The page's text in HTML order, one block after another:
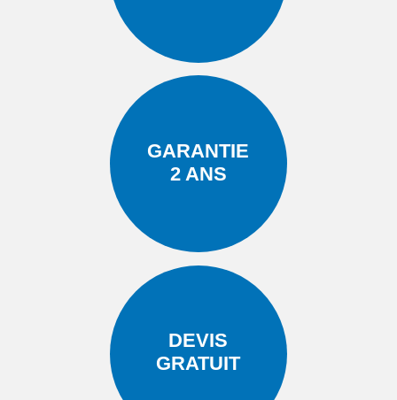
GARANTIE
2 ANS
DEVIS
GRATUIT